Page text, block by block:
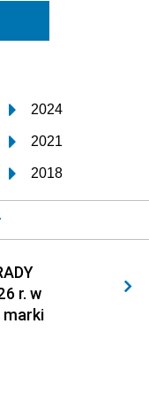
2024
2021
2018
2015
2012
2009
2006
r. w
marki